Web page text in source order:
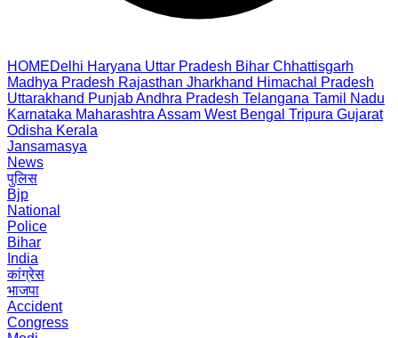
HOMEDelhi Haryana Uttar Pradesh Bihar Chhattisgarh
Madhya Pradesh Rajasthan Jharkhand Himachal Pradesh
Uttarakhand PunjabAndhra Pradesh Telangana Tamil Nadu
Karnataka Maharashtra Assam West Bengal Tripura Gujarat
Odisha Kerala
Jansamasya
News
पुलिस
Bjp
National
Police
Bihar
India
कांग्रेस
भाजपा
Accident
Congress